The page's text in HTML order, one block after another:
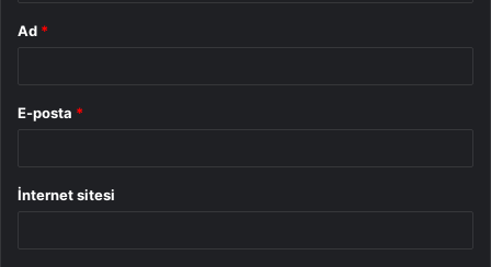
Ad *
E-posta *
İnternet sitesi